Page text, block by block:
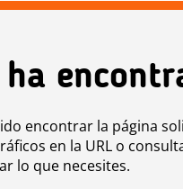
ha
encontrar la página
en la URL o
lo que necesites.